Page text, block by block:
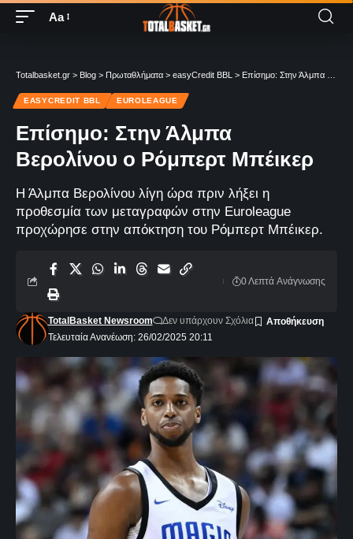
Aa
Totalbasket.gr > Blog > Πρωταθλήματα > easyCredit BBL > Επίσημο: Στην Άλμπα Βερολίνου ο Ρόμπερτ Μπέικερ
EASYCREDIT BBL EUROLEAGUE
Επίσημο: Στην Άλμπα
Βερολίνου ο Ρόμπερτ Μπέικερ
Η Άλμπα Βερολίνου λίγη ώρα πριν λήξει η
προθεσμία των μεταγραφών στην Euroleague
προχώρησε στην απόκτηση του Ρόμπερτ Μπέικερ.
Τελευταία Ανανέωση: 26/02/2025 20:11
TotalBasket Newsroom Δεν υπάρχουν Σχόλια
0 Λεπτά Aνάγνωσης